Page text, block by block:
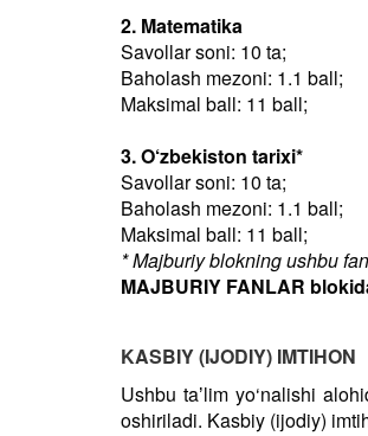
2. Matematika
Savollar soni: 10 ta;
Baholash mezoni: 1.1 ball;
Maksimal ball: 11 ball;
3. O‘zbekiston tarixi*
Savollar soni: 10 ta;
Baholash mezoni: 1.1 ball;
Maksimal ball: 11 ball;
* Majburiy blokning ushbu
MAJBURIY FANLAR
KASBIY (IJODIY) IMTIHON
Ushbu taʼlim yo‘nalishi
oshiriladi. Kasbiy (ijodiy)